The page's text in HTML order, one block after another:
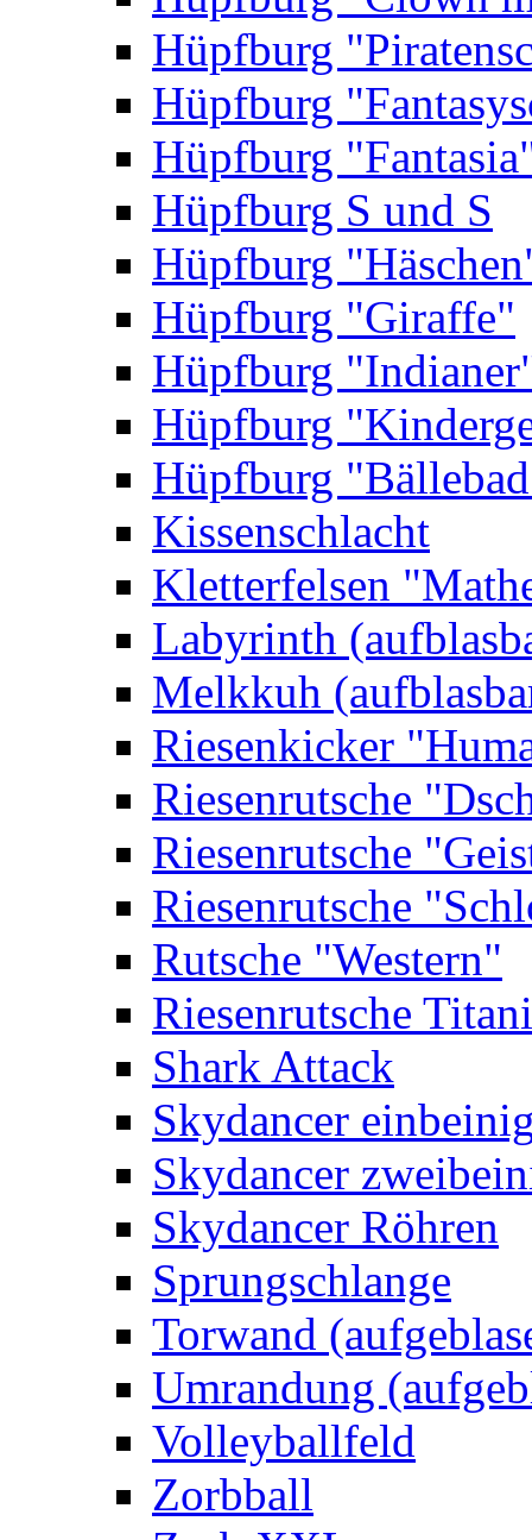
Hüpfburg
Hüpfburg
Hüpfburg
Hüpfburg S und S
Hüpfburg
Hüpfburg "Giraffe"
Hüpfburg
Hüpfburg
Hüpfburg
Kissenschlacht
Kletterfelsen
Labyrinth
Melkkuh
Riesenkicker
Riesenrutsche
Riesenrutsche
Riesenrutsche
Rutsche "Western"
Riesenrutsche
Shark Attack
Skydancer
Skydancer
Skydancer Röhren
Sprungschlange
Torwand
Umrandung
Volleyballfeld
Zorbball